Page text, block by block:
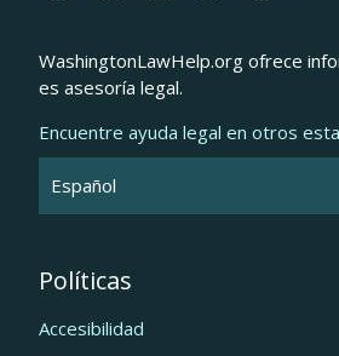
WashingtonLawHelp.org ofrece
es asesoría legal.
Encuentre ayuda legal en otros
Políticas
Accesibilidad